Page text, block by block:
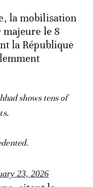
la mobilisation
le 8
la République
shows tens of
23, 2026